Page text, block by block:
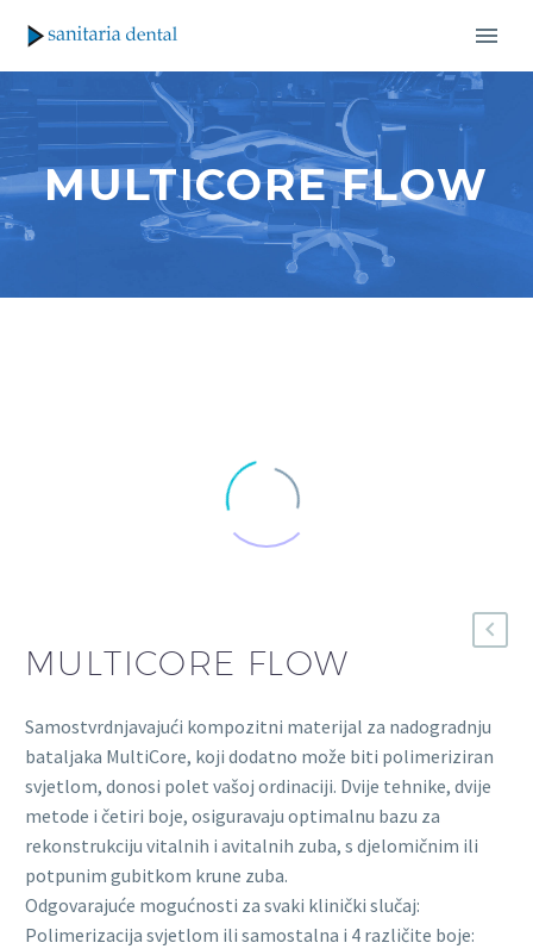
MULTICORE FLOW
MULTICORE FLOW
Samostvrdnjavajući kompozitni materijal za nadogradnju
bataljaka MultiCore, koji dodatno može biti polimeriziran
svjetlom, donosi polet vašoj ordinaciji. Dvije tehnike, dvije
metode i četiri boje, osiguravaju optimalnu bazu za
rekonstrukciju vitalnih i avitalnih zuba, s djelomičnim ili
potpunim gubitkom krune zuba.
Odgovarajuće mogućnosti za svaki klinički slučaj:
Polimerizacija svjetlom ili samostalna i 4 različite boje: